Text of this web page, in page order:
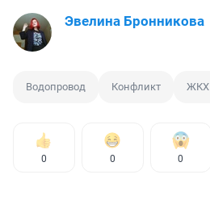
Эвелина Бронникова
Водопровод Конфликт ЖКХ
0 0 0